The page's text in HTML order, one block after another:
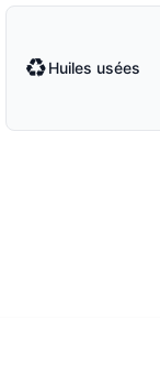
♻Huiles usées